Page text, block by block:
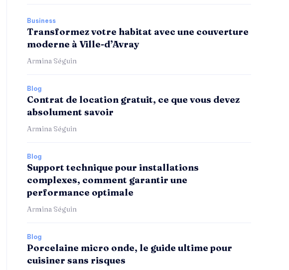
Business
Transformez votre habitat avec une couverture
moderne à Ville-d’Avray
Armina Séguin
Blog
Contrat de location gratuit, ce que vous devez
absolument savoir
Armina Séguin
Blog
Support technique pour installations
complexes, comment garantir une
performance optimale
Armina Séguin
Blog
Porcelaine micro onde, le guide ultime pour
cuisiner sans risques